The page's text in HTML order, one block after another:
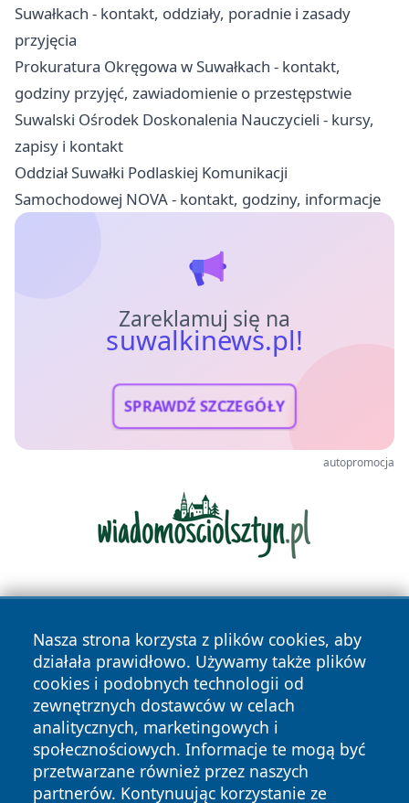
Suwałkach - kontakt, oddziały, poradnie i zasady
przyjęcia
Prokuratura Okręgowa w Suwałkach - kontakt,
godziny przyjęć, zawiadomienie o przestępstwie
Suwalski Ośrodek Doskonalenia Nauczycieli - kursy,
zapisy i kontakt
Oddział Suwałki Podlaskiej Komunikacji
Samochodowej NOVA - kontakt, godziny, informacje
Zareklamuj się na
suwalkinews.pl!
SPRAWDŹ SZCZEGÓŁY
autopromocja
Nasza strona korzysta z plików cookies, aby
działała prawidłowo. Używamy także plików
cookies i podobnych technologii od
zewnętrznych dostawców w celach
analitycznych, marketingowych i
społecznościowych. Informacje te mogą być
przetwarzane również przez naszych
partnerów. Kontynuując korzystanie ze
Copyright © 2026 suwalkinews.pl Wszystkie prawa
zastrzeżone.
Polityka Polityka